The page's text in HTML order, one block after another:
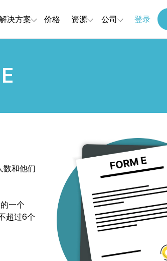
决方案 价格 资源 公司 登录
数和他们
一个
超过6个